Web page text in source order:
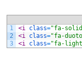
1
2
3
<i class="fa-
<i class="fa-
<i class="fa-